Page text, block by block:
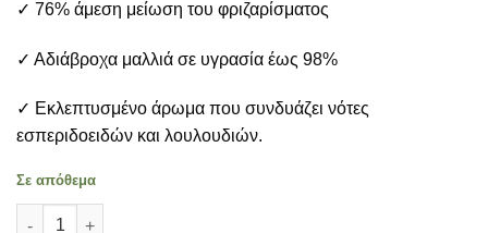
✓ 76% άμεση μείωση του φριζαρίσματος
✓ Αδιάβροχα μαλλιά σε υγρασία έως 98%
✓ Εκλεπτυσμένο άρωμα που συνδυάζει νότες
εσπεριδοειδών και λουλουδιών.
Σε απόθεμα
Kérastase Gloss Absolu Frizz Glaze Cream 240ml ποσότητα